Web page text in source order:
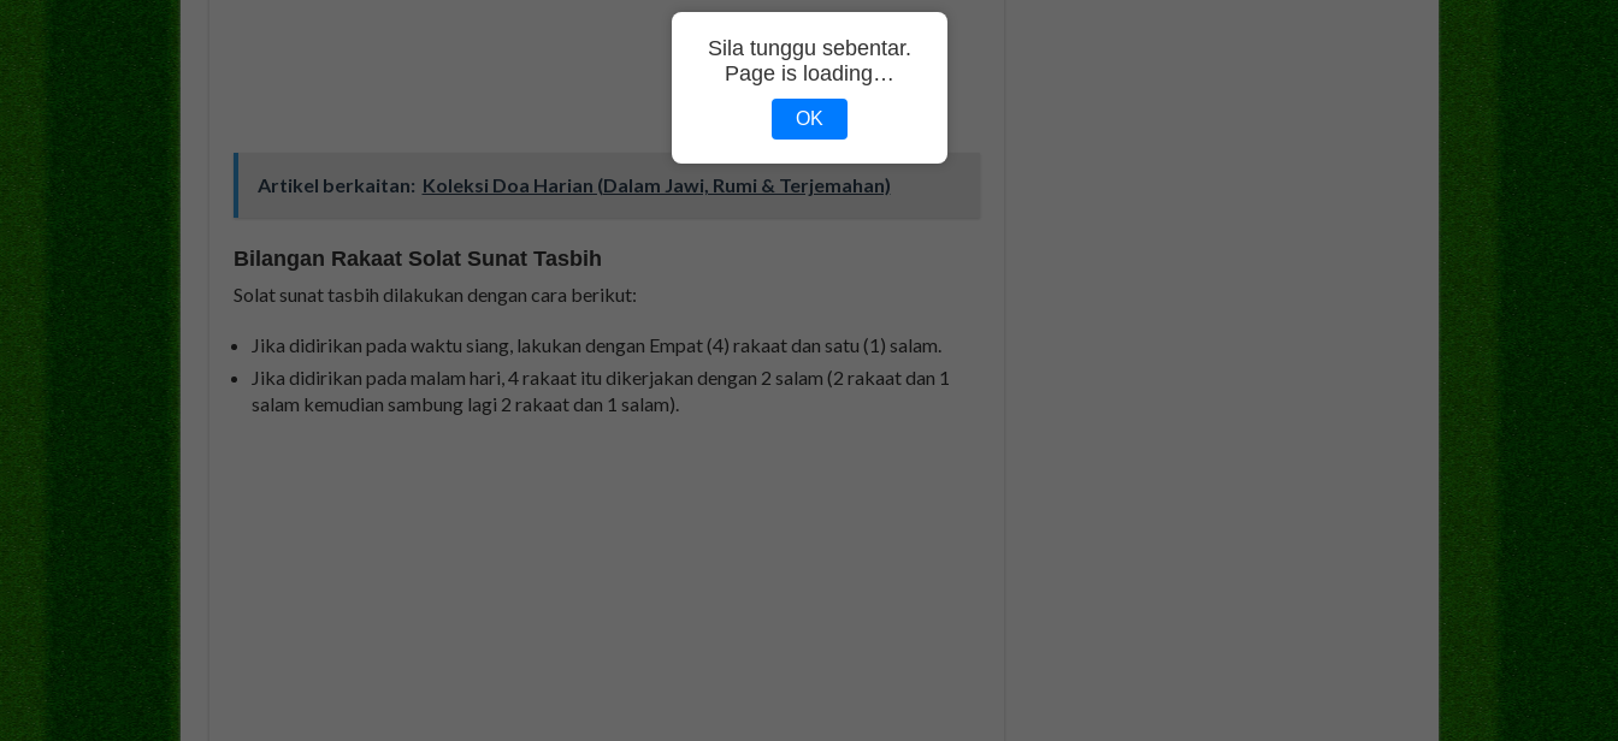
Artikel berkaitan: Koleksi Doa Harian (Dalam Jawi, Rumi & Terjemahan)
Bilangan Rakaat Solat Sunat Tasbih
Solat sunat tasbih dilakukan dengan cara berikut:
Jika didirikan pada waktu siang, lakukan dengan Empat (4) rakaat dan satu (1) salam.
Jika didirikan pada malam hari, 4 rakaat itu dikerjakan dengan 2 salam (2 rakaat dan 1
salam kemudian sambung lagi 2 rakaat dan 1 salam).
Sila tunggu sebentar.
Page is loading…
OK